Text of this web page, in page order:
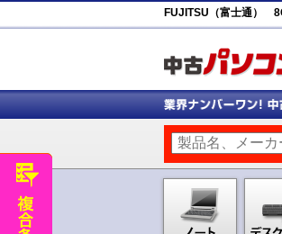
FUJITSU（富士通）